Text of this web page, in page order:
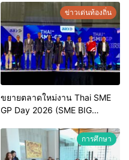
ข่าวเด่นท้องถิ่น
ขยายตลาดใหม่งาน Thai SME
GP Day 2026 (SME BIG
การศึกษา